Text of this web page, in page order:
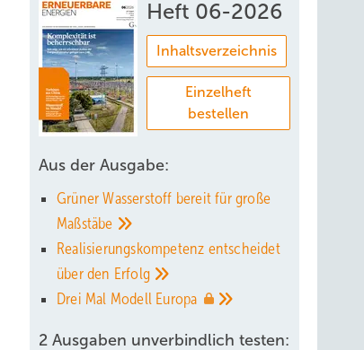
Heft 06-2026
Inhaltsverzeichnis
Einzelheft
bestellen
Aus der Ausgabe:
Grüner Wasserstoff bereit für große
Maßstäbe
Realisierungskompetenz entscheidet
über den Erfolg
Drei Mal Modell Europa
2 Ausgaben unverbindlich testen: